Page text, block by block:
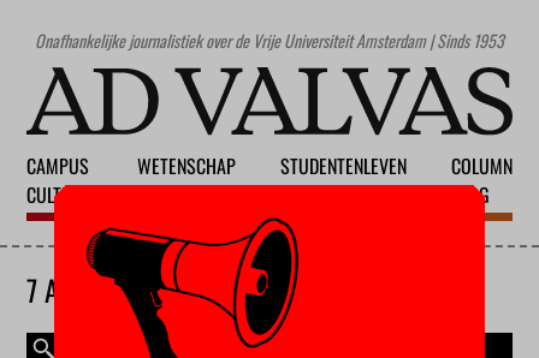
Onafhankelijke journalistiek over de Vrije Universiteit Amsterdam | Sinds 1953
CAMPUS
CULTUUR
WETENSCHAP
STUDENTENLEVEN
COLUMN
BLOG
7 AUGUSTUS 2026